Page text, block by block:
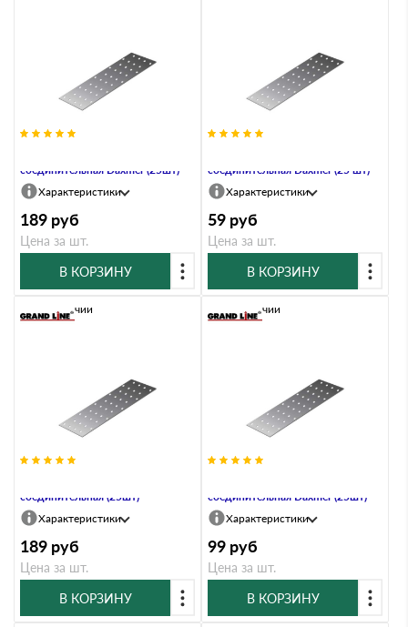
соединительная Daxmer (25шт)
Характеристики
189 руб
Цена за шт.
В КОРЗИНУ
соединительная Daxmer (25 шт)
Характеристики
59 руб
Цена за шт.
В КОРЗИНУ
соединительная (25шт)
В наличии
Характеристики
189 руб
Цена за шт.
В КОРЗИНУ
соединительная Daxmer (25шт)
В наличии
Характеристики
99 руб
Цена за шт.
В КОРЗИНУ